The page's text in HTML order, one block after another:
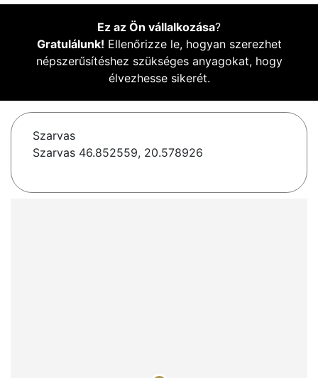
Ez az Ön vállalkozása?
Gratulálunk! Ellenőrizze le, hogyan szerezhet
népszerűsítéshez szükséges anyagokat, hogy
élvezhesse sikerét.
Szarvas
Szarvas 46.852559, 20.578926